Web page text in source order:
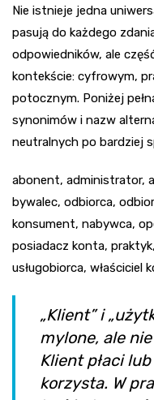
Nie istnieje jedna
pasują do każdego
odpowiedników, ale
kontekście: cyfrowym,
potocznym. Poniżej
synonimów i nazw
neutralnych po bardziej
abonent, administrator,
bywalec, odbiorca,
konsument, nabywca,
posiadacz konta,
usługobiorca, właściciel
„Klient” i
mylone, ale
Klient płaci
korzysta. W